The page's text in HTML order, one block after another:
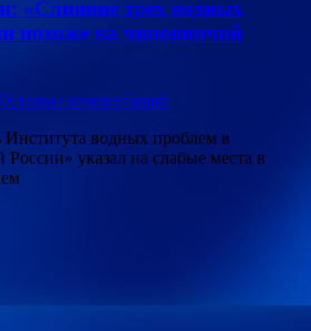
«Слияние трех водных
похоже на чиновничий
комментарий
водных проблем в
России» указал на слабые места в